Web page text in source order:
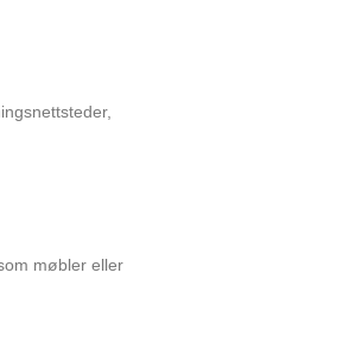
møbler eller